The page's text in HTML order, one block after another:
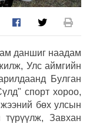
даншиг наадам
Улс аймгийн
Булган
спорт хороо,
бөх улсын
түрүүлж, Завхан